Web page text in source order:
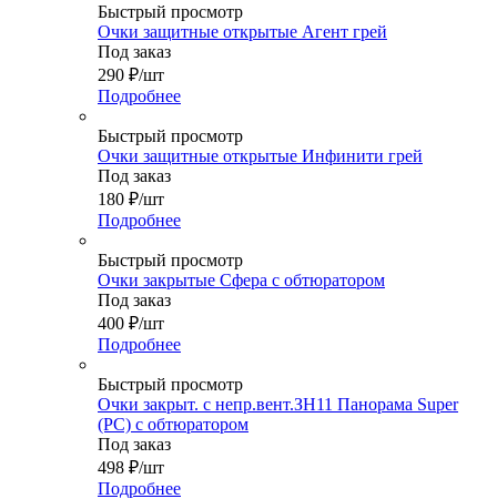
Быстрый просмотр
Очки защитные открытые Агент грей
Под заказ
290 ₽/шт
Подробнее
Быстрый просмотр
Очки защитные открытые Инфинити грей
Под заказ
180 ₽/шт
Подробнее
Быстрый просмотр
Очки закрытые Сфера с обтюратором
Под заказ
400 ₽/шт
Подробнее
Быстрый просмотр
Очки закрыт. с непр.вент.ЗН11 Панорама Super
(PС) с обтюратором
Под заказ
498 ₽/шт
Подробнее